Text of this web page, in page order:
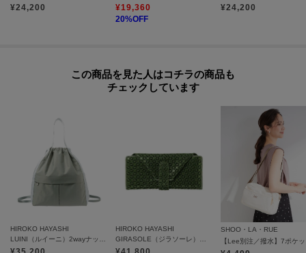
¥24,200 ¥19,360
20%OFF
¥24,200
この商品を見た人はコチラの商品も
チェックしています
HIROKO HAYASHI
LUINI（ルイーニ）2wayナップサック
HIROKO HAYASHI
GIRASOLE（ジラソーレ）長財布
SHOO・LA・RUE